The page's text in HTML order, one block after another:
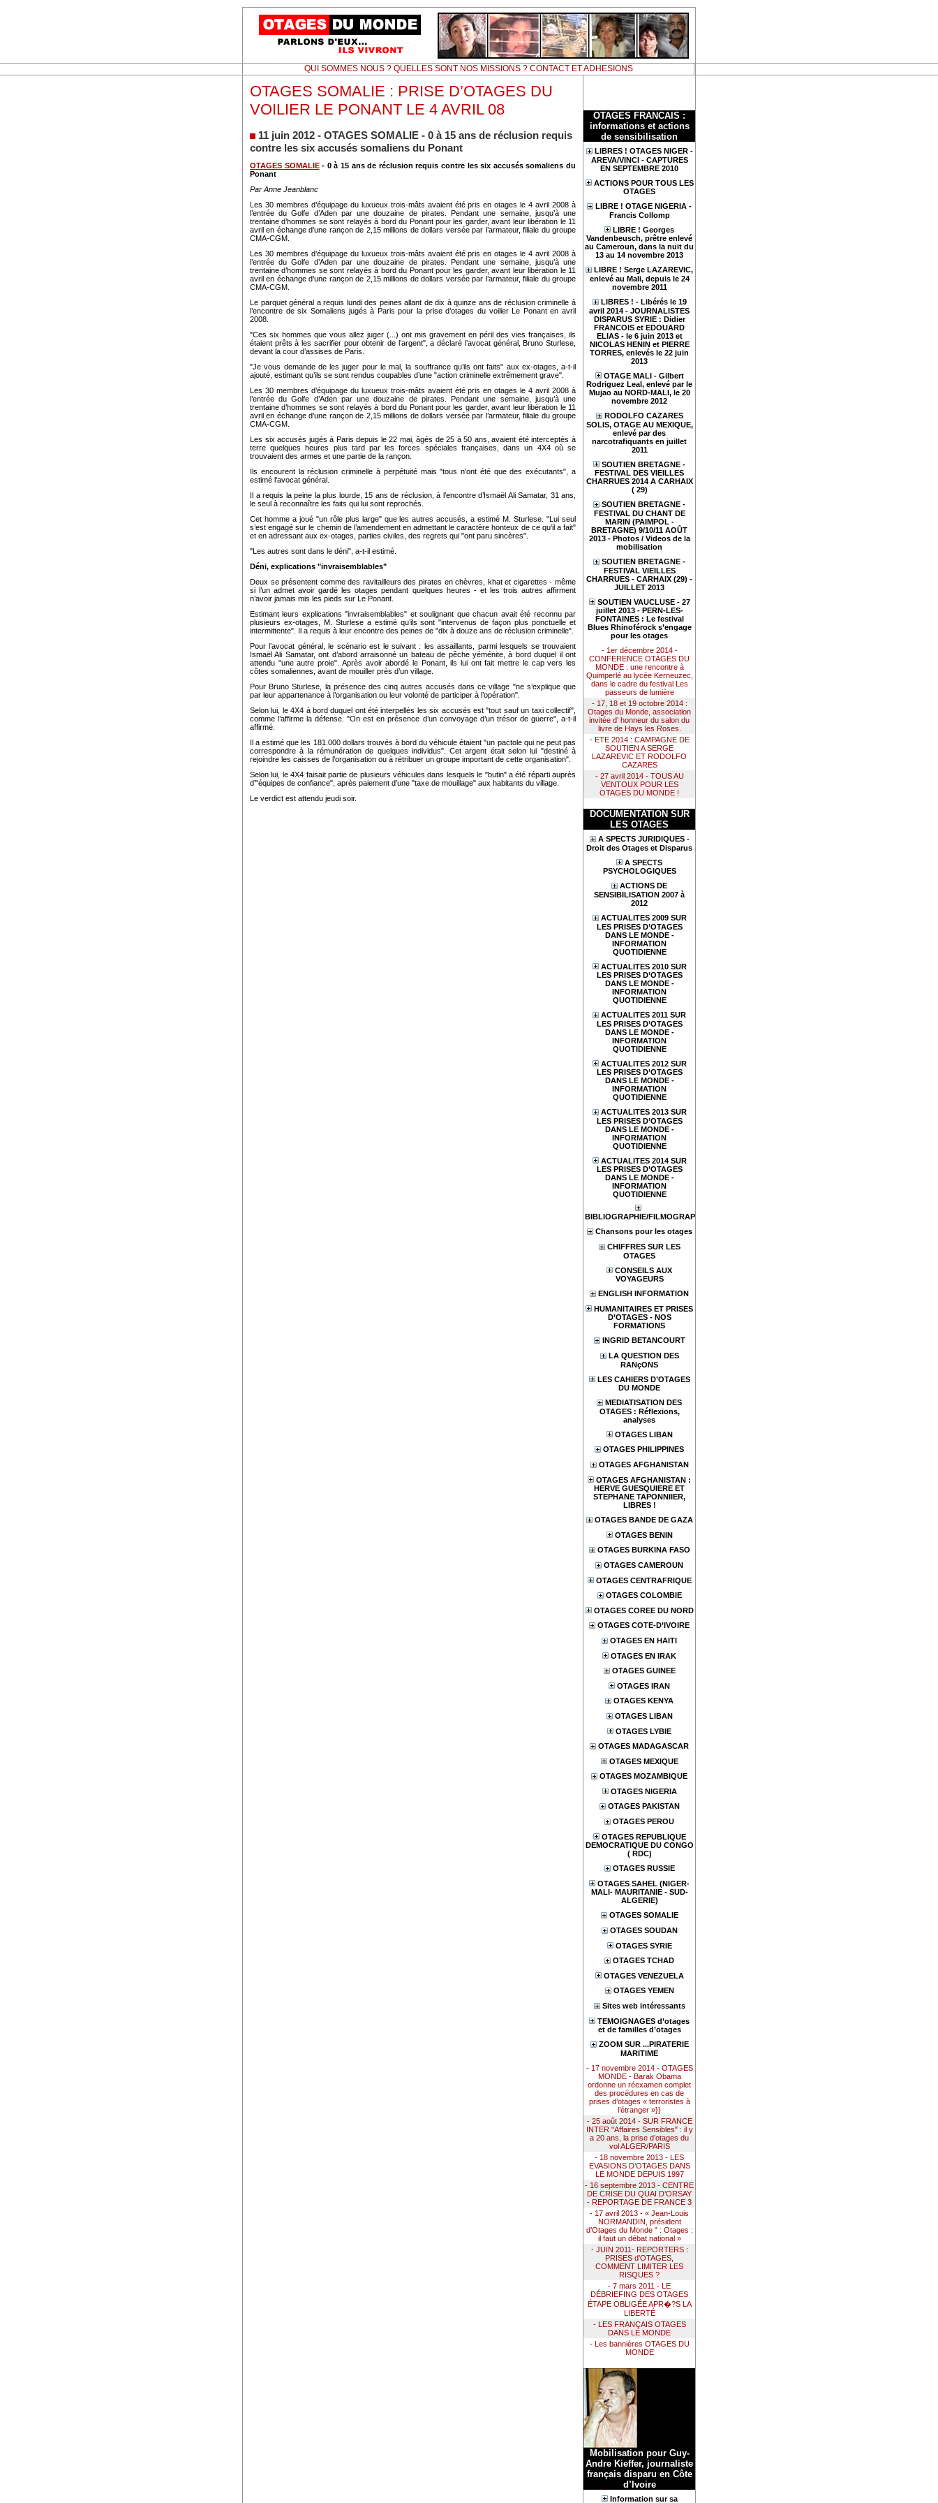
QUI SOMMES NOUS ? QUELLES SONT NOS MISSIONS ? CONTACT ET ADHESIONS
OTAGES FRANCAIS :
informations et actions
de sensibilisation
LIBRES ! OTAGES NIGER -
AREVA/VINCI - CAPTURES
EN SEPTEMBRE 2010
ACTIONS POUR TOUS LES
OTAGES
LIBRE ! OTAGE NIGERIA -
Francis Collomp
LIBRE ! Georges
Vandenbeusch, prêtre enlevé
au Cameroun, dans la nuit du
13 au 14 novembre 2013
LIBRE ! Serge LAZAREVIC,
enlevé au Mali, depuis le 24
novembre 2011
LIBRES ! - Libérés le 19
avril 2014 - JOURNALISTES
DISPARUS SYRIE : Didier
FRANCOIS et EDOUARD
ELIAS - le 6 juin 2013 et
NICOLAS HENIN et PIERRE
TORRES, enlevés le 22 juin
2013
OTAGE MALI - Gilbert
Rodriguez Leal, enlevé par le
Mujao au NORD-MALI, le 20
novembre 2012
RODOLFO CAZARES
SOLIS, OTAGE AU MEXIQUE,
enlevé par des
narcotrafiquants en juillet
2011
SOUTIEN BRETAGNE -
FESTIVAL DES VIEILLES
CHARRUES 2014 A CARHAIX
( 29)
SOUTIEN BRETAGNE -
FESTIVAL DU CHANT DE
MARIN (PAIMPOL -
BRETAGNE) 9/10/11 AOÛT
2013 - Photos / Videos de la
mobilisation
SOUTIEN BRETAGNE -
FESTIVAL VIEILLES
CHARRUES - CARHAIX (29) -
JUILLET 2013
SOUTIEN VAUCLUSE - 27
juillet 2013 - PERN-LES-
FONTAINES : Le festival
Blues Rhinoférock s’engage
pour les otages
- 1er décembre 2014 -
CONFERENCE OTAGES DU
MONDE : une rencontre à
Quimperlé au lycée Kerneuzec,
dans le cadre du festival Les
passeurs de lumière
- 17, 18 et 19 octobre 2014 :
Otages du Monde, association
invitée d’ honneur du salon du
livre de Hays les Roses.
- ETE 2014 : CAMPAGNE DE
SOUTIEN A SERGE
LAZAREVIC ET RODOLFO
CAZARES
- 27 avril 2014 - TOUS AU
VENTOUX POUR LES
OTAGES DU MONDE !
DOCUMENTATION SUR
LES OTAGES
A SPECTS JURIDIQUES -
Droit des Otages et Disparus
A SPECTS
PSYCHOLOGIQUES
ACTIONS DE
SENSIBILISATION 2007 à
2012
ACTUALITES 2009 SUR
LES PRISES D’OTAGES
DANS LE MONDE -
INFORMATION
QUOTIDIENNE
ACTUALITES 2010 SUR
LES PRISES D’OTAGES
DANS LE MONDE -
INFORMATION
QUOTIDIENNE
ACTUALITES 2011 SUR
LES PRISES D’OTAGES
DANS LE MONDE -
INFORMATION
QUOTIDIENNE
ACTUALITES 2012 SUR
LES PRISES D’OTAGES
DANS LE MONDE -
INFORMATION
QUOTIDIENNE
ACTUALITES 2013 SUR
LES PRISES D’OTAGES
DANS LE MONDE -
INFORMATION
QUOTIDIENNE
ACTUALITES 2014 SUR
LES PRISES D’OTAGES
DANS LE MONDE -
INFORMATION
QUOTIDIENNE
BIBLIOGRAPHIE/FILMOGRAPHIE
Chansons pour les otages
CHIFFRES SUR LES
OTAGES
CONSEILS AUX
VOYAGEURS
ENGLISH INFORMATION
HUMANITAIRES ET PRISES
D’OTAGES - NOS
FORMATIONS
INGRID BETANCOURT
LA QUESTION DES
RANçONS
LES CAHIERS D’OTAGES
DU MONDE
MEDIATISATION DES
OTAGES : Réflexions,
analyses
OTAGES LIBAN
OTAGES PHILIPPINES
OTAGES AFGHANISTAN
OTAGES AFGHANISTAN :
HERVE GUESQUIERE ET
STEPHANE TAPONNIIER,
LIBRES !
OTAGES BANDE DE GAZA
OTAGES BENIN
OTAGES BURKINA FASO
OTAGES CAMEROUN
OTAGES CENTRAFRIQUE
OTAGES COLOMBIE
OTAGES COREE DU NORD
OTAGES COTE-D’IVOIRE
OTAGES EN HAITI
OTAGES EN IRAK
OTAGES GUINEE
OTAGES IRAN
OTAGES KENYA
OTAGES LIBAN
OTAGES LYBIE
OTAGES MADAGASCAR
OTAGES MEXIQUE
OTAGES MOZAMBIQUE
OTAGES NIGERIA
OTAGES PAKISTAN
OTAGES PEROU
OTAGES REPUBLIQUE
DEMOCRATIQUE DU CONGO
( RDC)
OTAGES RUSSIE
OTAGES SAHEL (NIGER-
MALI- MAURITANIE - SUD-
ALGERIE)
OTAGES SOMALIE
OTAGES SOUDAN
OTAGES SYRIE
OTAGES TCHAD
OTAGES VENEZUELA
OTAGES YEMEN
Sites web intéressants
TEMOIGNAGES d’otages
et de familles d’otages
ZOOM SUR ...PIRATERIE
MARITIME
- 17 novembre 2014 - OTAGES
MONDE - Barak Obama
ordonne un réexamen complet
des procédures en cas de
prises d’otages « terroristes à
l’étranger »}}
- 25 août 2014 - SUR FRANCE
INTER "Affaires Sensibles" : il y
a 20 ans, la prise d’otages du
vol ALGER/PARIS
- 18 novembre 2013 - LES
EVASIONS D’OTAGES DANS
LE MONDE DEPUIS 1997
- 16 septembre 2013 - CENTRE
DE CRISE DU QUAI D’ORSAY
- REPORTAGE DE FRANCE 3
- 17 avril 2013 - « Jean-Louis
NORMANDIN, président
d’Otages du Monde " : Otages :
il faut un débat national »
- JUIN 2011- REPORTERS :
PRISES d’OTAGES,
COMMENT LIMITER LES
RISQUES ?
- 7 mars 2011 - LE
DÉBRIEFING DES OTAGES
ÉTAPE OBLIGÉE APR�?S LA
LIBERTÉ
- LES FRANÇAIS OTAGES
DANS LE MONDE
- Les bannières OTAGES DU
MONDE
Mobilisation pour Guy-
Andre Kieffer, journaliste
français disparu en Côte
d’Ivoire
Information sur sa
OTAGES SOMALIE : PRISE D’OTAGES DU
VOILIER LE PONANT LE 4 AVRIL 08
11 juin 2012 - OTAGES SOMALIE - 0 à 15 ans de réclusion requis
contre les six accusés somaliens du Ponant
OTAGES SOMALIE- 0 à 15 ans de réclusion requis contre les six accusés somaliens du
Ponant
Par Anne Jeanblanc
Les 30 membres d’équipage du luxueux trois-mâts avaient été pris en otages le 4 avril 2008 à
l’entrée du Golfe d’Aden par une douzaine de pirates. Pendant une semaine, jusqu’à une
trentaine d’hommes se sont relayés à bord du Ponant pour les garder, avant leur libération le 11
avril en échange d’une rançon de 2,15 millions de dollars versée par l’armateur, filiale du groupe
CMA-CGM.
Les 30 membres d’équipage du luxueux trois-mâts avaient été pris en otages le 4 avril 2008 à
l’entrée du Golfe d’Aden par une douzaine de pirates. Pendant une semaine, jusqu’à une
trentaine d’hommes se sont relayés à bord du Ponant pour les garder, avant leur libération le 11
avril en échange d’une rançon de 2,15 millions de dollars versée par l’armateur, filiale du groupe
CMA-CGM.
Le parquet général a requis lundi des peines allant de dix à quinze ans de réclusion criminelle à
l’encontre de six Somaliens jugés à Paris pour la prise d’otages du voilier Le Ponant en avril
2008.
"Ces six hommes que vous allez juger (...) ont mis gravement en péril des vies françaises, ils
étaient prêts à les sacrifier pour obtenir de l’argent", a déclaré l’avocat général, Bruno Sturlese,
devant la cour d’assises de Paris.
"Je vous demande de les juger pour le mal, la souffrance qu’ils ont faits" aux ex-otages, a-t-il
ajouté, estimant qu’ils se sont rendus coupables d’une "action criminelle extrêmement grave".
Les 30 membres d’équipage du luxueux trois-mâts avaient été pris en otages le 4 avril 2008 à
l’entrée du Golfe d’Aden par une douzaine de pirates. Pendant une semaine, jusqu’à une
trentaine d’hommes se sont relayés à bord du Ponant pour les garder, avant leur libération le 11
avril en échange d’une rançon de 2,15 millions de dollars versée par l’armateur, filiale du groupe
CMA-CGM.
Les six accusés jugés à Paris depuis le 22 mai, âgés de 25 à 50 ans, avaient été interceptés à
terre quelques heures plus tard par les forces spéciales françaises, dans un 4X4 où se
trouvaient des armes et une partie de la rançon.
Ils encourent la réclusion criminelle à perpétuité mais "tous n’ont été que des exécutants", a
estimé l’avocat général.
Il a requis la peine la plus lourde, 15 ans de réclusion, à l’encontre d’Ismaël Ali Samatar, 31 ans,
le seul à reconnaître les faits qui lui sont reprochés.
Cet homme a joué "un rôle plus large" que les autres accusés, a estimé M. Sturlese. "Lui seul
s’est engagé sur le chemin de l’amendement en admettant le caractère honteux de ce qu’il a fait"
et en adressant aux ex-otages, parties civiles, des regrets qui "ont paru sincères".
"Les autres sont dans le déni", a-t-il estimé.
Déni, explications "invraisemblables"
Deux se présentent comme des ravitailleurs des pirates en chèvres, khat et cigarettes - même
si l’un admet avoir gardé les otages pendant quelques heures - et les trois autres affirment
n’avoir jamais mis les pieds sur Le Ponant.
Estimant leurs explications "invraisemblables" et soulignant que chacun avait été reconnu par
plusieurs ex-otages, M. Sturlese a estimé qu’ils sont "intervenus de façon plus ponctuelle et
intermittente". Il a requis à leur encontre des peines de "dix à douze ans de réclusion criminelle".
Pour l’avocat général, le scénario est le suivant : les assaillants, parmi lesquels se trouvaient
Ismaël Ali Samatar, ont d’abord arraisonné un bateau de pêche yéménite, à bord duquel il ont
attendu "une autre proie". Après avoir abordé le Ponant, ils lui ont fait mettre le cap vers les
côtes somaliennes, avant de mouiller près d’un village.
Pour Bruno Sturlese, la présence des cinq autres accusés dans ce village "ne s’explique que
par leur appartenance à l’organisation ou leur volonté de participer à l’opération".
Selon lui, le 4X4 à bord duquel ont été interpellés les six accusés est "tout sauf un taxi collectif",
comme l’affirme la défense. "On est en présence d’un convoyage d’un trésor de guerre", a-t-il
affirmé.
Il a estimé que les 181.000 dollars trouvés à bord du véhicule étaient "un pactole qui ne peut pas
correspondre à la rémunération de quelques individus". Cet argent était selon lui "destiné à
rejoindre les caisses de l’organisation ou à rétribuer un groupe important de cette organisation".
Selon lui, le 4X4 faisait partie de plusieurs véhicules dans lesquels le "butin" a été réparti auprès
d’"équipes de confiance", après paiement d’une "taxe de mouillage" aux habitants du village.
Le verdict est attendu jeudi soir.